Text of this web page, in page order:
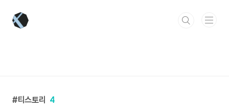
티스토리 4